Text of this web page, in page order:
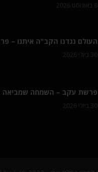
6 באוגוסט 2026
העולם נגדנו הקב"ה איתנו –
30 ביולי 2026
פרשת עקב – השמחה שמביאה
30 ביולי 2026